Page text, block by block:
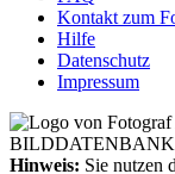
Kontakt zum
Hilfe
Datenschutz
Impressum
Hinweis: Sie nutzen